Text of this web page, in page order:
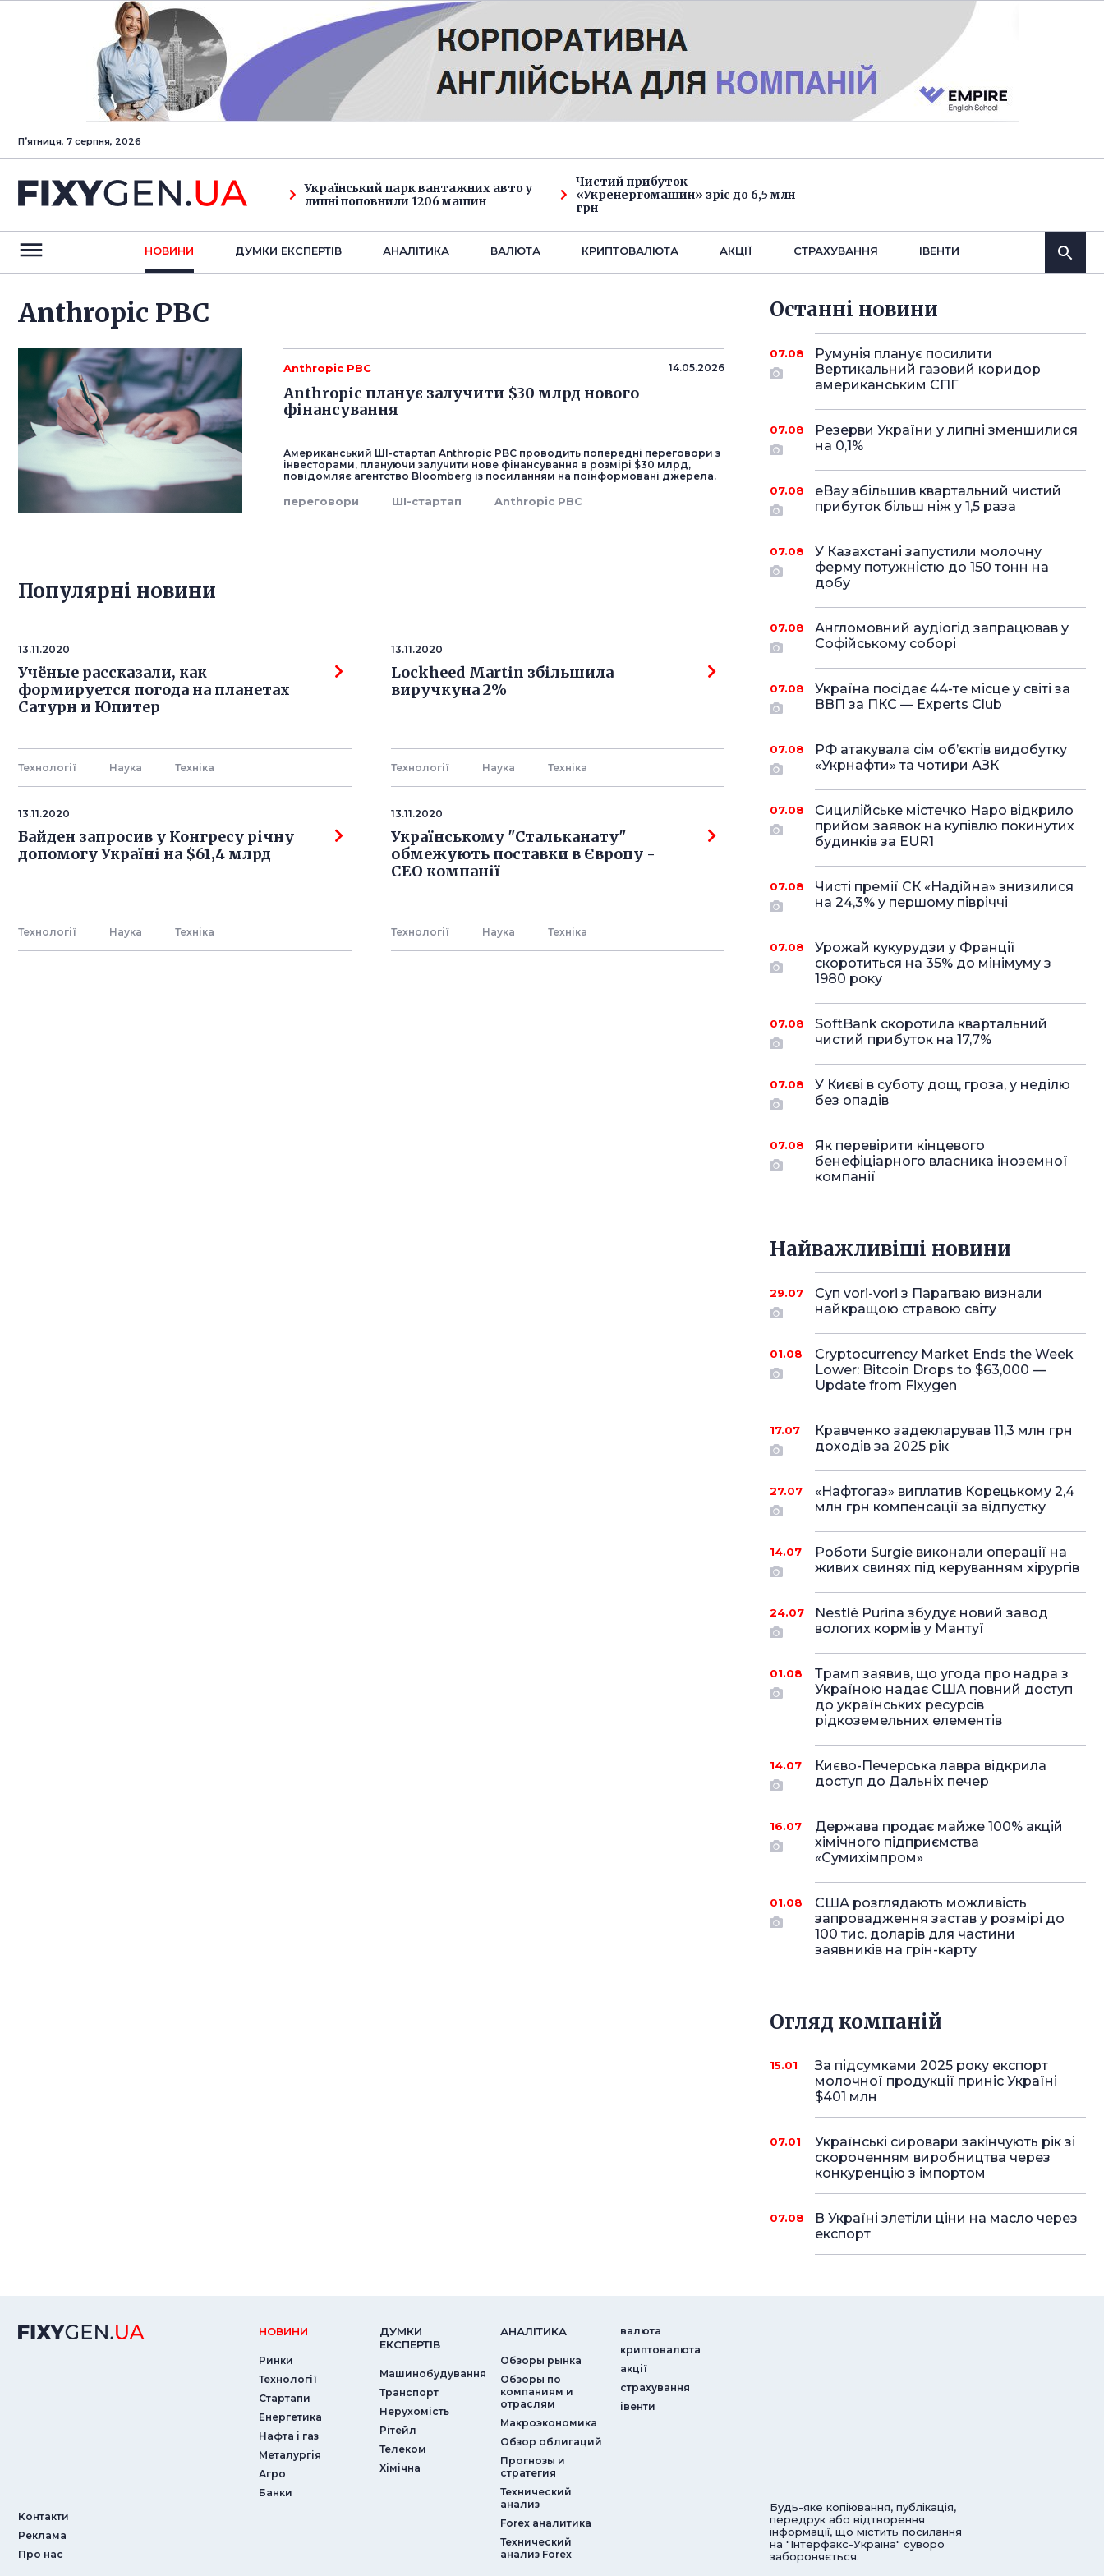
Пʼятниця, 7 серпня, 2026
Український парк вантажних авто у
липні поповнили 1206 машин
Чистий прибуток
«Укренергомашин» зріс до 6,5 млн
грн
НОВИНИ ДУМКИ ЕКСПЕРТIВ АНАЛIТИКА ВАЛЮТА КРИПТОВАЛЮТА АКЦІЇ СТРАХУВАННЯ IВЕНТИ
Anthropic PBC
Anthropic PBC 14.05.2026
Anthropic планує залучити $30 млрд нового
фінансування
Американський ШІ-стартап Anthropic PBC проводить попередні переговори з
інвесторами, плануючи залучити нове фінансування в розмірі $30 млрд,
повідомляє агентство Bloomberg із посиланням на поінформовані джерела.
переговори ШІ-стартап Anthropic PBC
Популярнi новини
13.11.2020
Учёные рассказали, как
формируется погода на планетах
Сатурн и Юпитер
Технології Наука Технiка
13.11.2020
Lockheed Martin збільшила
виручкуна 2%
Технології Наука Технiка
13.11.2020
Байден запросив у Конгресу річну
допомогу Україні на $61,4 млрд
Технології Наука Технiка
13.11.2020
Українському "Стальканату"
обмежують поставки в Європу -
СЕО компанії
Технології Наука Технiка
Останнi новини
07.08
Румунія планує посилити
Вертикальний газовий коридор
американським СПГ
07.08
Резерви України у липні зменшилися
на 0,1%
07.08
eBay збільшив квартальний чистий
прибуток більш ніж у 1,5 раза
07.08
У Казахстані запустили молочну
ферму потужністю до 150 тонн на
добу
07.08
Англомовний аудіогід запрацював у
Софійському соборі
07.08
Україна посідає 44-те місце у світі за
ВВП за ПКС — Experts Club
07.08
РФ атакувала сім об’єктів видобутку
«Укрнафти» та чотири АЗК
07.08
Сицилійське містечко Наро відкрило
прийом заявок на купівлю покинутих
будинків за EUR1
07.08
Чисті премії СК «Надійна» знизилися
на 24,3% у першому півріччі
07.08
Урожай кукурудзи у Франції
скоротиться на 35% до мінімуму з
1980 року
07.08
SoftBank скоротила квартальний
чистий прибуток на 17,7%
07.08
У Києві в суботу дощ, гроза, у неділю
без опадів
07.08
Як перевірити кінцевого
бенефіціарного власника іноземної
компанії
Найважливіші новини
29.07
Суп vori-vori з Парагваю визнали
найкращою стравою світу
01.08
Cryptocurrency Market Ends the Week
Lower: Bitcoin Drops to $63,000 —
Update from Fixygen
17.07
Кравченко задекларував 11,3 млн грн
доходів за 2025 рік
27.07
«Нафтогаз» виплатив Корецькому 2,4
млн грн компенсації за відпустку
14.07
Роботи Surgie виконали операції на
живих свинях під керуванням хірургів
24.07
Nestlé Purina збудує новий завод
вологих кормів у Мантуї
01.08
Трамп заявив, що угода про надра з
Україною надає США повний доступ
до українських ресурсів
рідкоземельних елементів
14.07
Києво-Печерська лавра відкрила
доступ до Дальніх печер
16.07
Держава продає майже 100% акцій
хімічного підприємства
«Сумихімпром»
01.08
США розглядають можливість
запровадження застав у розмірі до
100 тис. доларів для частини
заявників на грін-карту
Огляд компаній
15.01
За підсумками 2025 року експорт
молочної продукції приніс Україні
$401 млн
07.01
Українські сировари закінчують рік зі
скороченням виробництва через
конкуренцію з імпортом
07.08
В Україні злетіли ціни на масло через
експорт
Контакти
Реклама
Про нас
НОВИНИ
Ринки
Технології
Стартапи
Енергетика
Нафта і газ
Металургія
Агро
Банки
ДУМКИ
ЕКСПЕРТIВ
Машинобудування
Транспорт
Нерухомість
Рітейл
Телеком
Хімічна
АНАЛIТИКА
Обзоры рынка
Обзоры по
компаниям и
отраслям
Макроэкономика
Обзор облигаций
Прогнозы и
стратегия
Технический
анализ
Forex аналитика
Технический
анализ Forex
валюта
криптовалюта
акції
страхування
iвенти
Будь-яке копіювання, публікація,
передрук або відтворення
інформації, що містить посилання
на "Інтерфакс-Україна" суворо
забороняється.